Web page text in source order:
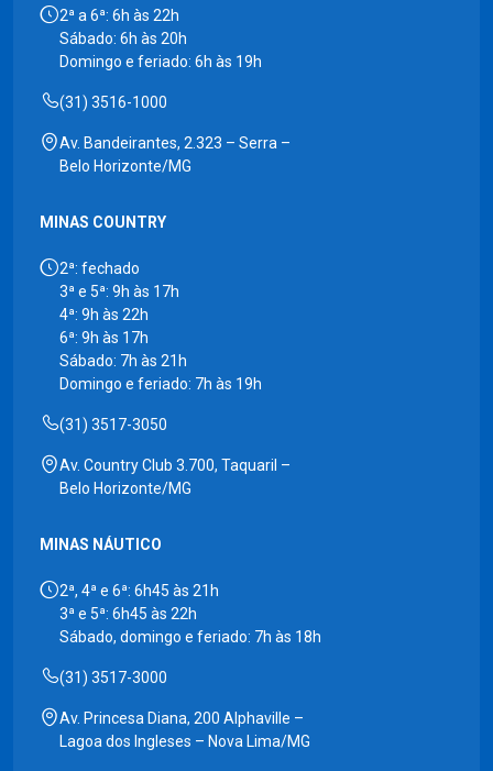
2ª a 6ª: 6h às 22h
Sábado: 6h às 20h
Domingo e feriado: 6h às 19h
(31) 3516-1000
Av. Bandeirantes, 2.323 – Serra –
Belo Horizonte/MG
MINAS COUNTRY
2ª: fechado
3ª e 5ª: 9h às 17h
4ª: 9h às 22h
6ª: 9h às 17h
Sábado: 7h às 21h
Domingo e feriado: 7h às 19h
(31) 3517-3050
Av. Country Club 3.700, Taquaril –
Belo Horizonte/MG
MINAS NÁUTICO
2ª, 4ª e 6ª: 6h45 às 21h
3ª e 5ª: 6h45 às 22h
Sábado, domingo e feriado: 7h às 18h
(31) 3517-3000
Av. Princesa Diana, 200 Alphaville –
Lagoa dos Ingleses – Nova Lima/MG